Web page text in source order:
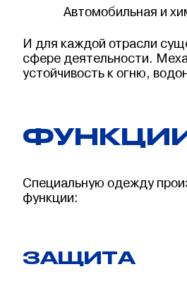
Автомобильная и
И для каждой отрасли
сфере деятельности.
устойчивость к огню,
Специальную одежду
функции:
ЗАЩИТА